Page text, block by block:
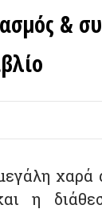
χαρά
Προς μία
ISBN 978-618-